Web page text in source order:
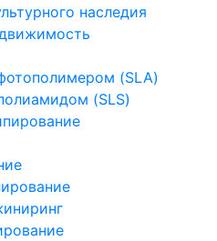
наследия
(SLA)
(SLS)